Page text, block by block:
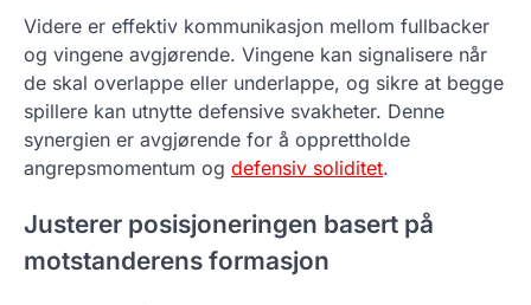
Videre er effektiv kommunikasjon mellom fullbacker
og vingene avgjørende. Vingene kan signalisere når
de skal overlappe eller underlappe, og sikre at begge
spillere kan utnytte defensive svakheter. Denne
synergien er avgjørende for å opprettholde
angrepsmomentum og defensiv soliditet.
Justerer posisjoneringen basert på
motstanderens formasjon